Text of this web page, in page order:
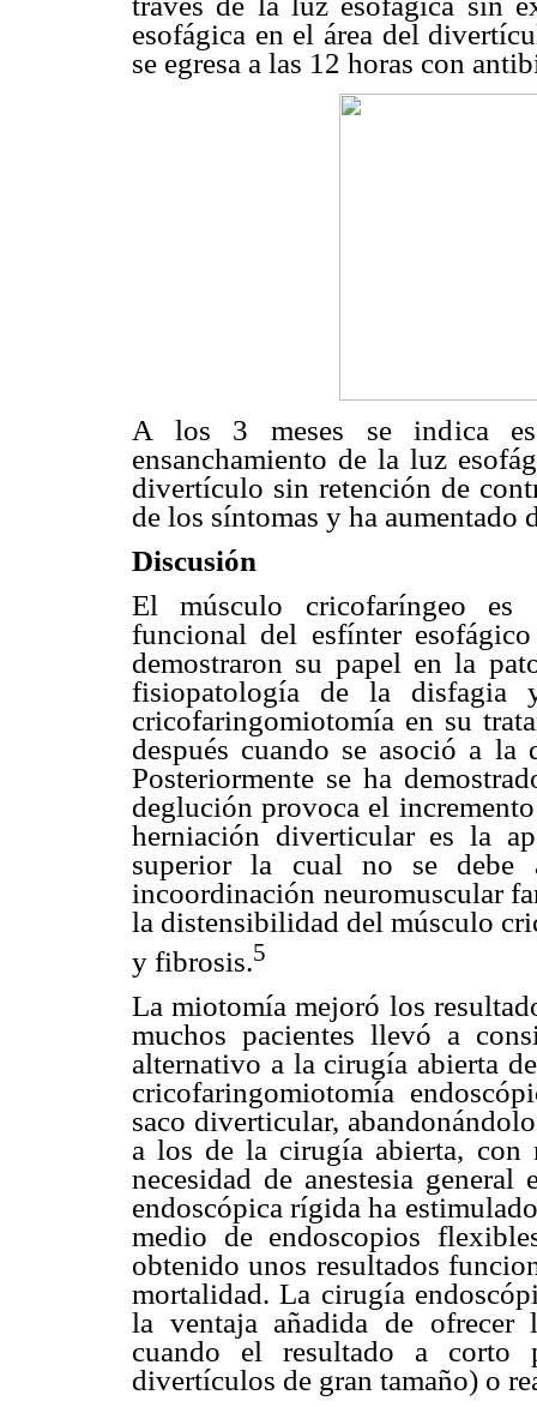
esofágica en el área del
se egresa a las 12 horas con
A los 3 meses se indica
ensanchamiento de la luz
divertículo sin retención de
de los síntomas y ha aumentado
Discusión
El músculo cricofaríngeo es
funcional del esfínter
demostraron su papel en la
fisiopatología de la disfagia
cricofaringomiotomía en su
después cuando se asoció a
Posteriormente se ha
deglución provoca el
herniación diverticular es la
superior la cual no se debe
incoordinación neuromuscular
la distensibilidad del músculo
y fibrosis.5
La miotomía mejoró los
muchos pacientes llevó a
alternativo a la cirugía abierta
cricofaringomiotomía
saco diverticular,
a los de la cirugía abierta, con
necesidad de anestesia
endoscópica rígida ha
medio de endoscopios
obtenido unos resultados
mortalidad. La cirugía
la ventaja añadida de ofrecer
cuando el resultado a corto
divertículos de gran tamaño) o